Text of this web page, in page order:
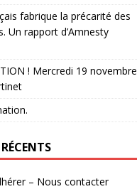
fabrique la précarité des
Un rapport d’Amnesty
! Mercredi 19 novembre
– Nous contacter